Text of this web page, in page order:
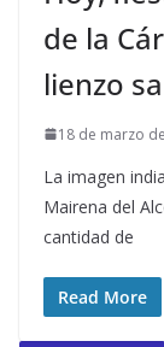
de la
lienzo
18 de marzo
La imagen
Mairena del
cantidad de
Read More